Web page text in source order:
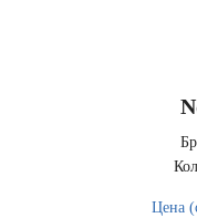
Цена